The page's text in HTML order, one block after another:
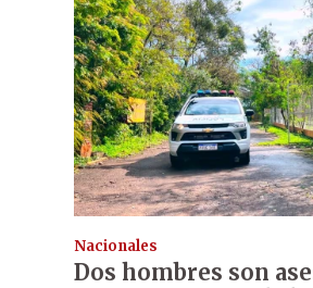
Nacionales
Dos hombres son